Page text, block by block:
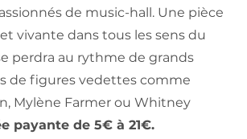
de music-hall. Une pièce
vivante dans tous les sens du
perdra au rythme de grands
de figures vedettes comme
Mylène Farmer ou Whitney
payante de 5€ à 21€.